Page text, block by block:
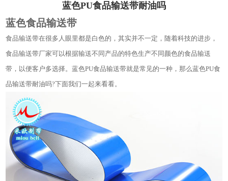
蓝色PU食品输送带耐油吗
蓝色食品输送带
食品输送带在很多人眼里都是白色的，其实并不一定，随着科技的进步，
食品输送带厂家可以根据输送不同产品的特色生产不同颜色的食品输送
带，以便客户多选择。蓝色PU食品输送带就是常见的一种，那么蓝色PU食
品输送带耐油吗?下面我们一起来看看。